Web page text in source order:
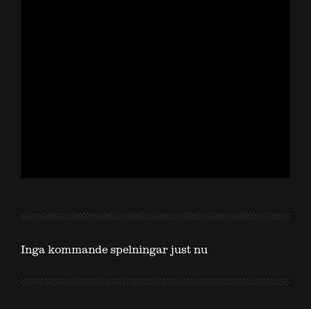
Inga kommande spelningar just nu